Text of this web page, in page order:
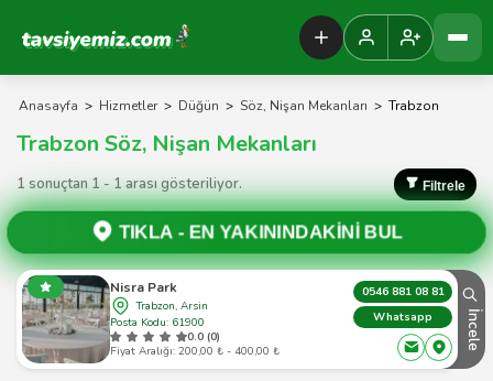
Tavsiyemiz Anasayfa
Anasayfa > Hizmetler > Düğün > Söz, Nişan Mekanları > Trabzon
Trabzon Söz, Nişan Mekanları
1 sonuçtan 1 - 1 arası gösteriliyor. Filtrele
TIKLA -EN YAKININDAKİNİ BUL
Nisra Park
Trabzon, Arsin
Posta Kodu: 61900
0.0 (0)
Fiyat Aralığı: 200,00 ₺ - 400,00 ₺
0546 881 08 81
Whatsapp
İncele